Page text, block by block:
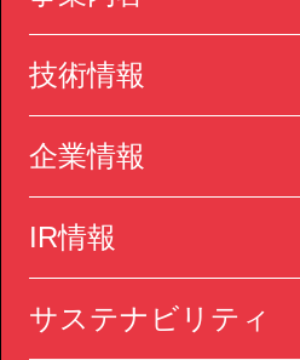
技術情報
企業情報
IR情報
サステナビリティ